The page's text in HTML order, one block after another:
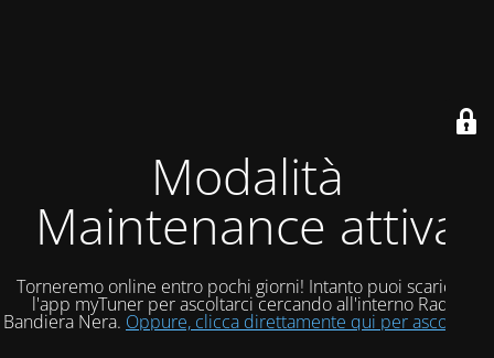
Modalità
Maintenance attiva
Torneremo online entro pochi giorni! Intanto puoi scaricare
l'app myTuner per ascoltarci cercando all'interno Radio
Bandiera Nera. Oppure, clicca direttamente qui per ascoltarci!